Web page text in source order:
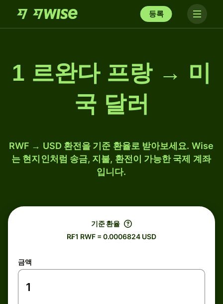
등록
1 르완다 프랑 → 미
국 달러
RWF → USD 환전을 기준 환율로 받아보세요. Wise
는 현지인처럼 송금, 지불, 환전이 가능한 국제 계좌
입니다.
기준 환율
R₣1 RWF = 0.0006824 USD
금액